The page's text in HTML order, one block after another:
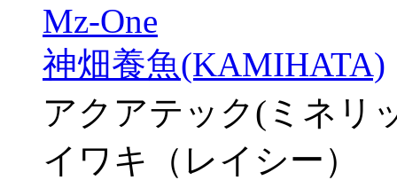
Mz-One
神畑養魚(KAMIHATA)
アクアテック(ミネリ
イワキ（レイシー）